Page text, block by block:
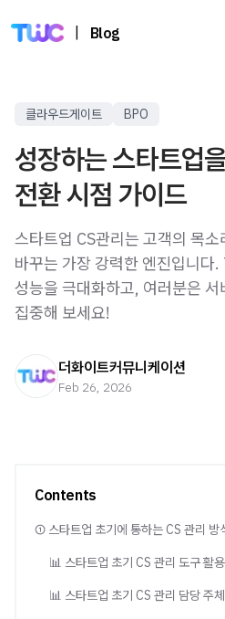
Blog
클라우드게이트 BPO
성장하는 스타트업
전환 시점 가이드
스타트업 CS관리는 고객의 목
바꾸는 가장 강력한 엔진입니다
성능을 극대화하고, 여러분은
집중해 보세요!
더화이트커뮤니케이션
Feb 26, 2026
Contents
① 스타트업 초기에 통하는 CS 관리 방
📊 스타트업 초기 CS 관리 도구 활용
📊 스타트업 초기 CS 관리 담당 주체